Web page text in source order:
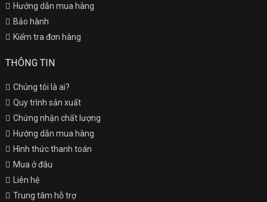
Hướng dẫn mua hàng
Bảo hành
Kiểm tra đơn hàng
THÔNG TIN
Chúng tôi là ai?
Quy trình sản xuất
Chứng nhận chất lượng
Hướng dẫn mua hàng
Hình thức thanh toán
Mua ở đâu
Liên hệ
Trung tâm hỗ trợ